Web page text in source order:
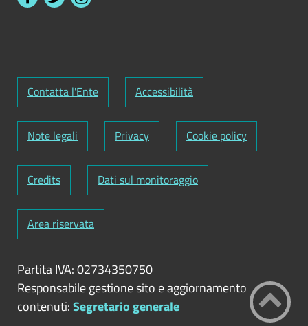
Contatta l'Ente Accessibilità
Note legali Privacy Cookie policy
Credits Dati sul monitoraggio
Area riservata
Partita IVA: 02734350750
Responsabile gestione sito e aggiornamento
contenuti:Segretario generale